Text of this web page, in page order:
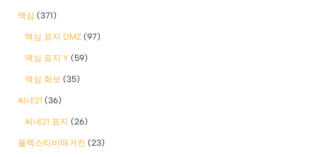
맥심 (371)
맥심 표지 DMZ (97)
맥심 표지 Y (59)
맥심 화보 (35)
씨네21 (36)
씨네21 표지 (26)
플렉스티비매거진 (23)